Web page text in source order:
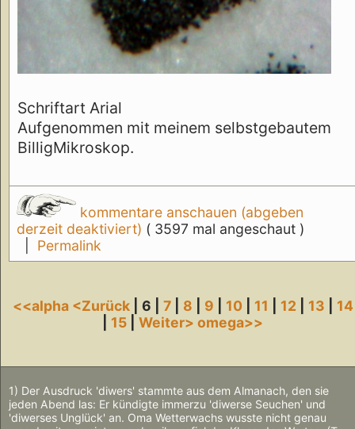
Schriftart Arial
Aufgenommen mit meinem selbstgebautem
BilligMikroskop.
kommentare anschauen (abgeben
derzeit deaktiviert) ( 3597 mal angeschaut )
Permalink
<<alpha <Zurück | 6 | 7| 8 9 10| 11 12 13
14
15 |Weiter>omega>>
1) Der Ausdruck 'diwers' stammte aus dem Almanach, den sie
jeden Abend las: Er kündigte immerzu 'diwerse Seuchen' und
'diwerses Unglück' an. Oma Wetterwachs wusste nicht genau